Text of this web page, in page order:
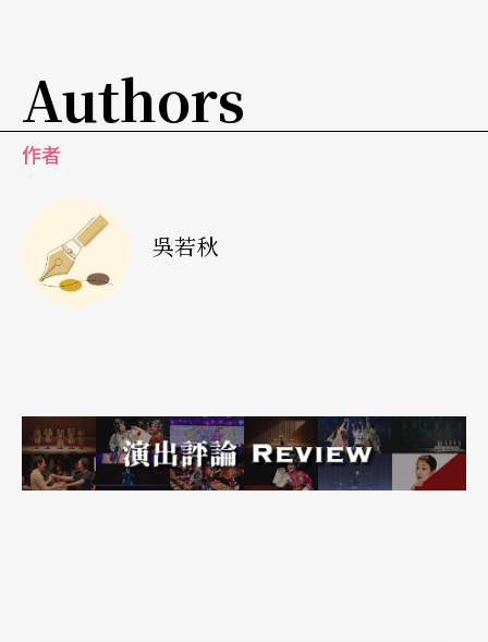
美貌，使人一開始便不禁憐惜這位家道中落的千金
小姐；隨著她的內在情慾世界不斷地被揭露，那嬌
弱的外表竟只是她內心盲目追求肉慾滿足的漂亮糖
而精神崩潰，其表演層次分明，恰如其分，再加上
電影拍攝技巧，所達到戲劇張力與衝突性是極為深
誠如《紐約時報》資深樂評伯納．荷蘭所言「弗萊
明女士已竭盡一位歌劇聲樂家之所能來詮釋，但我
Authors
作者
吳若秋